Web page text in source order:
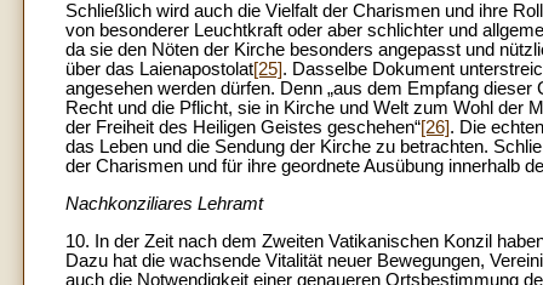
Schließlich wird auch die Vielfalt der Charismen und ihre
von besonderer Leuchtkraft oder aber schlichter und
da sie den Nöten der Kirche besonders angepasst und
über das Laienapostolat[25]. Dasselbe Dokument
angesehen werden dürfen. Denn „aus dem Empfang
Recht und die Pflicht, sie in Kirche und Welt zum Wohl der
der Freiheit des Heiligen Geistes geschehen“[26]. Die
das Leben und die Sendung der Kirche zu betrachten.
der Charismen und für ihre geordnete Ausübung innerhalb
Nachkonziliares Lehramt
10. In der Zeit nach dem Zweiten Vatikanischen Konzil
Dazu hat die wachsende Vitalität neuer Bewegungen,
auch die Notwendigkeit einer genaueren Ortsbestimmung